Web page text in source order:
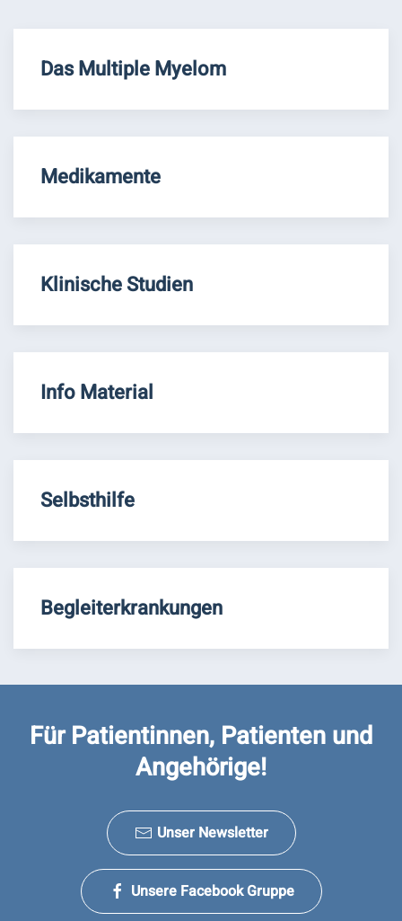
Das Multiple Myelom
Medikamente
Klinische Studien
Info Material
Selbsthilfe
Begleiterkrankungen
Für Patientinnen, Patienten und
Angehörige!
Unser Newsletter
Unsere Facebook Gruppe